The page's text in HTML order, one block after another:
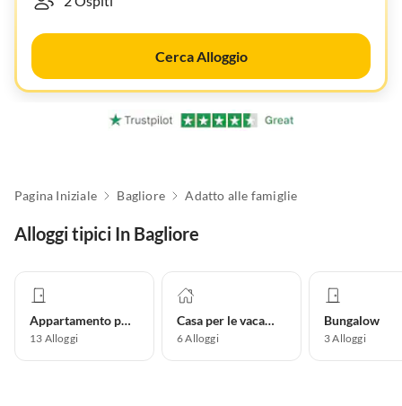
Cerca Alloggio
Pagina Iniziale Bagliore Adatto alle famiglie
Alloggi tipici In Bagliore
Appartamento per vacanze
13 Alloggi
Casa per le vacanze
6Alloggi
Bungalow
3Alloggi